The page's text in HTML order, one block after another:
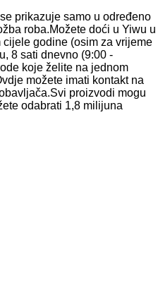
prikazuje samo u određeno
roba.Možete doći u Yiwu u
godine (osim za vrijeme
8 sati dnevno (9:00 -
koje želite na jednom
možete imati kontakt na
proizvodi mogu
odabrati 1,8 milijuna